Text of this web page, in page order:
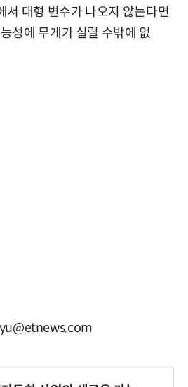
서 대형 변수가 나오지 않는다면
성에 무게가 실릴 수밖에 없